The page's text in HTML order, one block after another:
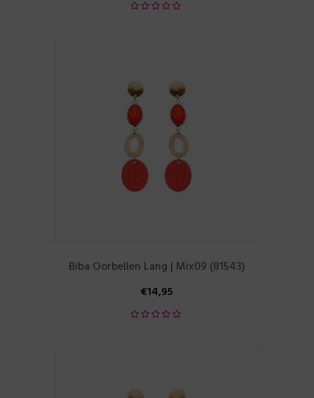
Biba Oorbellen Lang | Mix09 (81543)
€14,95